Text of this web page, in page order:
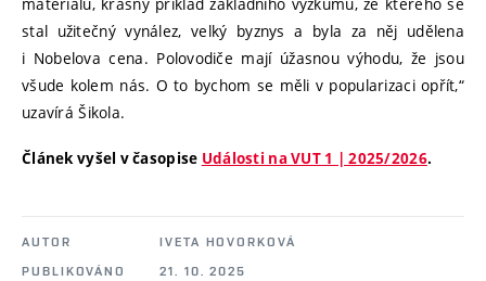
stal užitečný vynález, velký byznys a byla za něj udělena
i Nobelova cena. Polovodiče mají úžasnou výhodu, že jsou
všude kolem nás. O to bychom se měli v popularizaci opřít,“
uzavírá Šikola.
Článek vyšel v časopise Události na VUT 1 | 2025/2026.
AUTOR
IVETA HOVORKOVÁ
PUBLIKOVÁNO
21. 10. 2025